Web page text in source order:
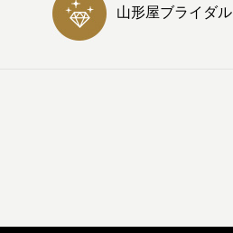
山形屋ブライダル